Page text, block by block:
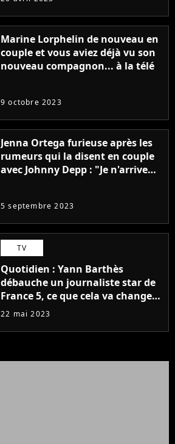
Marine Lorphelin de nouveau en
couple et vous aviez déjà vu son
nouveau compagnon... à la télé
9 octobre 2023
Jenna Ortega furieuse après les
rumeurs qui la disent en couple
avec Johnny Depp : "Je n'arrive
5 septembre 2023
TV
Quotidien : Yann Barthès
débauche un journaliste star de
France 5, ce que cela va changer
à la rentrée
22 mai 2023